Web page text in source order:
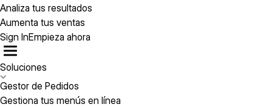
Analiza tus resultados
Aumenta tus ventas
Sign InEmpieza ahora
Soluciones
Gestor de Pedidos
Gestiona tus menús en línea